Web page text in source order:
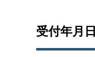
受付年月日